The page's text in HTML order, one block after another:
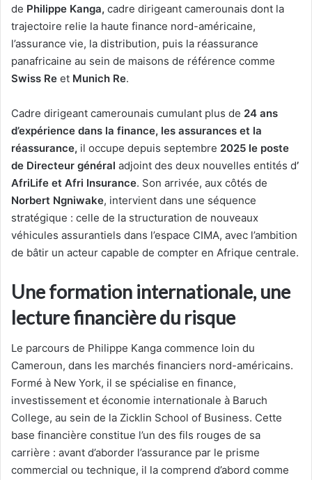
de Philippe Kanga, cadre dirigeant camerounais dont la
trajectoire relie la haute finance nord-américaine,
l’assurance vie, la distribution, puis la réassurance
panafricaine au sein de maisons de référence comme
Swiss Re et Munich Re.
Cadre dirigeant camerounais cumulant plus de 24 ans
d’expérience dans la finance, les assurances et la
réassurance, il occupe depuis septembre 2025 le poste
de Directeur général adjoint des deux nouvelles entités d’
AfriLife et Afri Insurance. Son arrivée, aux côtés de
Norbert Ngniwake, intervient dans une séquence
stratégique : celle de la structuration de nouveaux
véhicules assurantiels dans l’espace CIMA, avec l’ambition
de bâtir un acteur capable de compter en Afrique centrale.
Une formation internationale, une
lecture financière du risque
Le parcours de Philippe Kanga commence loin du
Cameroun, dans les marchés financiers nord-américains.
Formé à New York, il se spécialise en finance,
investissement et économie internationale à Baruch
College, au sein de la Zicklin School of Business. Cette
base financière constitue l’un des fils rouges de sa
carrière : avant d’aborder l’assurance par le prisme
commercial ou technique, il la comprend d’abord comme